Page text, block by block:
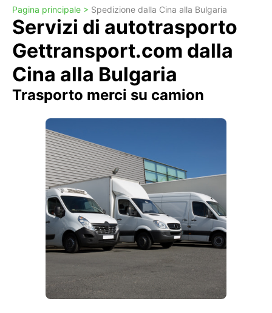
Pagina principale > Spedizione dalla Cina alla Bulgaria
Servizi di autotrasporto
Gettransport.com dalla
Cina alla Bulgaria
Trasporto merci su camion